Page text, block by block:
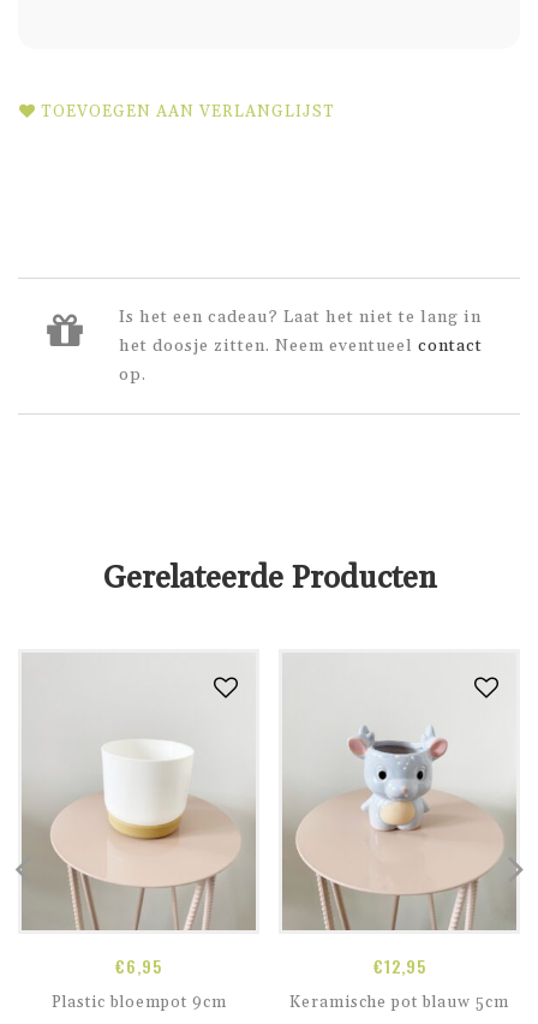
TOEVOEGEN AAN VERLANGLIJST
Is het een cadeau? Laat het niet te lang in
het doosje zitten. Neem eventueel contact
op.
Gerelateerde Producten
€6,95
Plastic bloempot 9cm
€12,95
Keramische pot blauw 5cm